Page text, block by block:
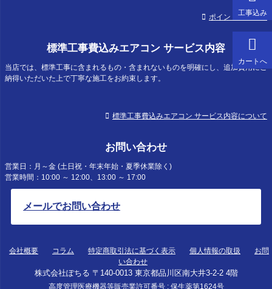
カートへ
工事込み
ポイントについて
標準工事費込みエアコン サービス内容
当店では、標準工事に含まれるもの・含まれないものを明確にし、追加費用にご
納得いただいた上で丁寧な施工をお約束します。
標準工事費込みエアコン サービス内容について
お問い合わせ
営業日：月～金 (土日祝・年末年始・夏季休業除く)
営業時間：10:00 ～ 12:00、13:00 ～ 17:00
メールでお問い合わせ
会社概要 コラム 特定商取引法に基づく表示 個人情報の取扱
お問
い合わせ
株式会社ぽちる 〒140-0013 東京都品川区南大井3-2-2 4階
高度管理医療機器等販売業許可番号 : 保生薬第1624号